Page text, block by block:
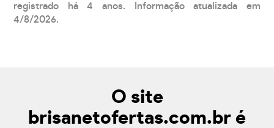
registrado há 4 anos. Informação atualizada em
4/8/2026.
O site
brisanetofertas.com.br é